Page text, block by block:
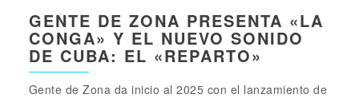
GENTE DE ZONA PRESENTA «LA
CONGA» Y EL NUEVO SONIDO
DE CUBA: EL «REPARTO»
Gente de Zona da inicio al 2025 con el lanzamiento de